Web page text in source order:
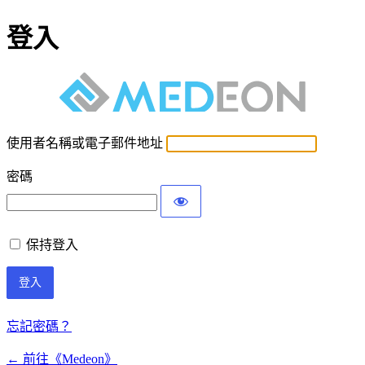
登入
使用者名稱或電子郵件地址
密碼
保持登入
忘記密碼？
← 前往《Medeon》